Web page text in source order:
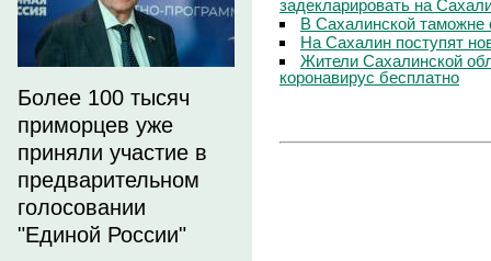
Более 100 тысяч
приморцев уже
приняли участие в
предварительном
голосовании
"Единой России"
задекларировать на
В Сахалинской таможне
На Сахалин поступят
Жители Сахалинской
коронавирус бесплатно